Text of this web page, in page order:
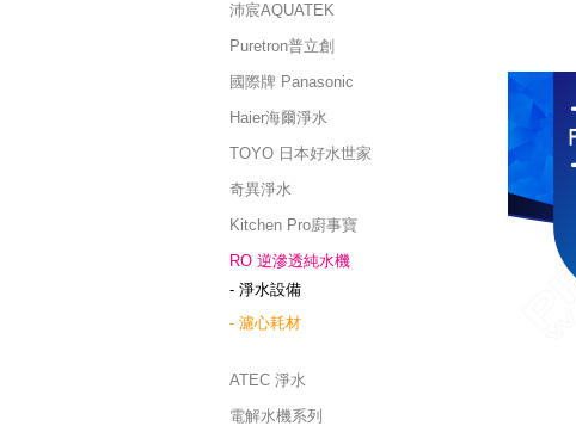
沛宸AQUATEK
Puretron普立創
國際牌 Panasonic
Haier海爾淨水
TOYO 日本好水世家
奇異淨水
Kitchen Pro廚事寶
RO 逆滲透純水機
- 淨水設備
- 濾心耗材
ATEC 淨水
電解水機系列